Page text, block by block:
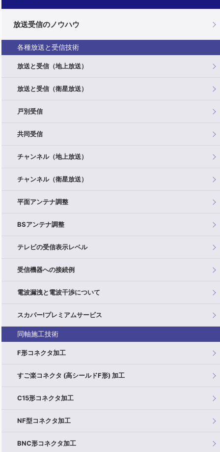
放送受信のノウハウ
各種放送と受信技術
放送と受信（地上放送）
放送と受信（衛星放送）
戸別受信
共同受信
チャンネル（地上放送）
チャンネル（衛星放送）
平面アンテナ調整
BSアンテナ調整
テレビの受信表示レベル
受信機器への接続例
電波漏洩と電波干渉について
スカパー!プレミアムサービス
同軸施工技術
F形コネクタ加工
すご楽コネクタ (高シールドF形) 加工
C15形コネクタ加工
NF型コネクタ加工
BNC形コネクタ加工